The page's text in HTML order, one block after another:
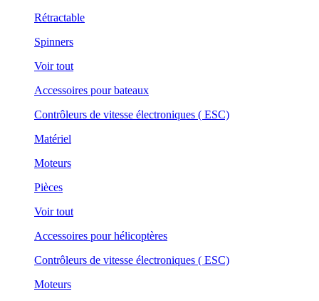
Rétractable
Spinners
Voir tout
Accessoires pour bateaux
Contrôleurs de vitesse électroniques ( ESC)
Matériel
Moteurs
Pièces
Voir tout
Accessoires pour hélicoptères
Contrôleurs de vitesse électroniques ( ESC)
Moteurs